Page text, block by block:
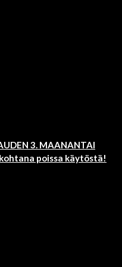
3. MAANANTAI
poissa käytöstä!